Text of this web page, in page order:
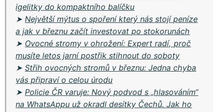
igelitky do kompaktního balíčku
➤ Největší mýtus o spoření který nás stojí peníze
a jak v březnu začít investovat po stokorunách
➤ Ovocné stromy v ohrožení: Expert radí, proč
musíte letos jarní postřik stihnout do soboty
➤Střih ovocných stromů v březnu: Jedna chyba
vás připraví o celou úrodu
➤ Policie ČR varuje: Nový podvod s „hlasováním“
na WhatsAppu už okradl desítky Čechů. Jak ho